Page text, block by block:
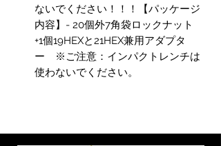
ないでください！！！【パッケージ
内容】- 20個外7角袋ロックナット
+1個19HEXと21HEX兼用アダプタ
ー ※ご注意：インパクトレンチは
使わないでください。